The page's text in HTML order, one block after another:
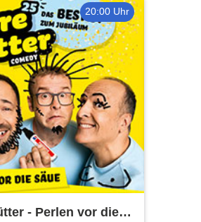
20:00 Uhr
- Perlen vor die